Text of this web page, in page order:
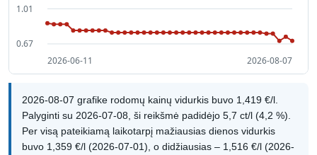
2026-08-07 grafike rodomų kainų vidurkis buvo 1,419 €/l.
Palyginti su 2026-07-08, ši reikšmė padidėjo 5,7 ct/l (4,2 %).
Per visą pateikiamą laikotarpį mažiausias dienos vidurkis
buvo 1,359 €/l (2026-07-01), o didžiausias – 1,516 €/l (2026-